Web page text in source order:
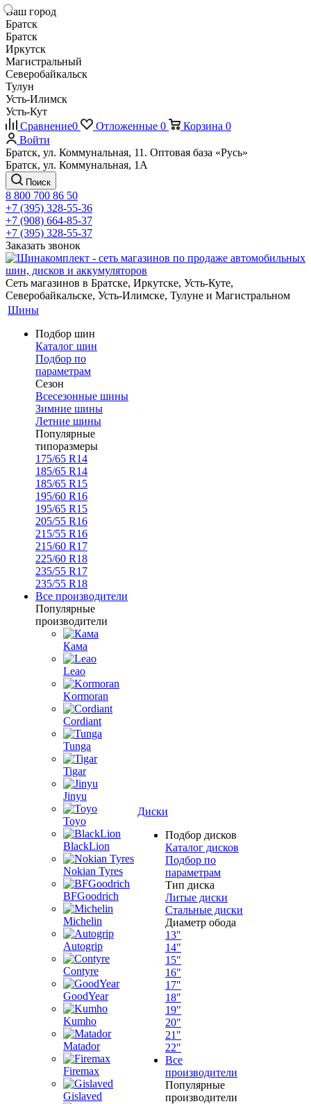
Ваш город
Братск
Братск
Иркутск
Магистральный
Северобайкальск
Тулун
Усть-Илимск
Усть-Кут
Сравнение0 Отложенные 0 Корзина 0
Войти
Братск, ул. Коммунальная, 11. Оптовая база «Русь»
Братск, ул. Коммунальная, 1А
Поиск
8 800 700 86 50
+7 (395) 328-55-36
+7 (908) 664-85-37
+7 (395) 328-55-37
Заказать звонок
Сеть магазинов в Братске, Иркутске, Усть-Куте,
Северобайкальске, Усть-Илимске, Тулуне и Магистральном
Шины
Подбор шин
Каталог шин
Подбор по
параметрам
Сезон
Всесезонные шины
Зимние шины
Летние шины
Популярные
типоразмеры
175/65 R14
185/65 R14
185/65 R15
195/60 R16
195/65 R15
205/55 R16
215/55 R16
215/60 R17
225/60 R18
235/55 R17
235/55 R18
Все производители
Популярные
производители
Кама
Leao
Kormoran
Cordiant
Tunga
Tigar
Jinyu
Toyo
BlackLion
Nokian Tyres
BFGoodrich
Michelin
Autogrip
Contyre
GoodYear
Kumho
Matador
Firemax
Gislaved
Диски
Подбор дисков
Каталог дисков
Подбор по
параметрам
Тип диска
Литые диски
Стальные диски
Диаметр обода
13"
14"
15"
16"
17"
18"
19"
20"
21"
22"
Все
производители
Популярные
производители